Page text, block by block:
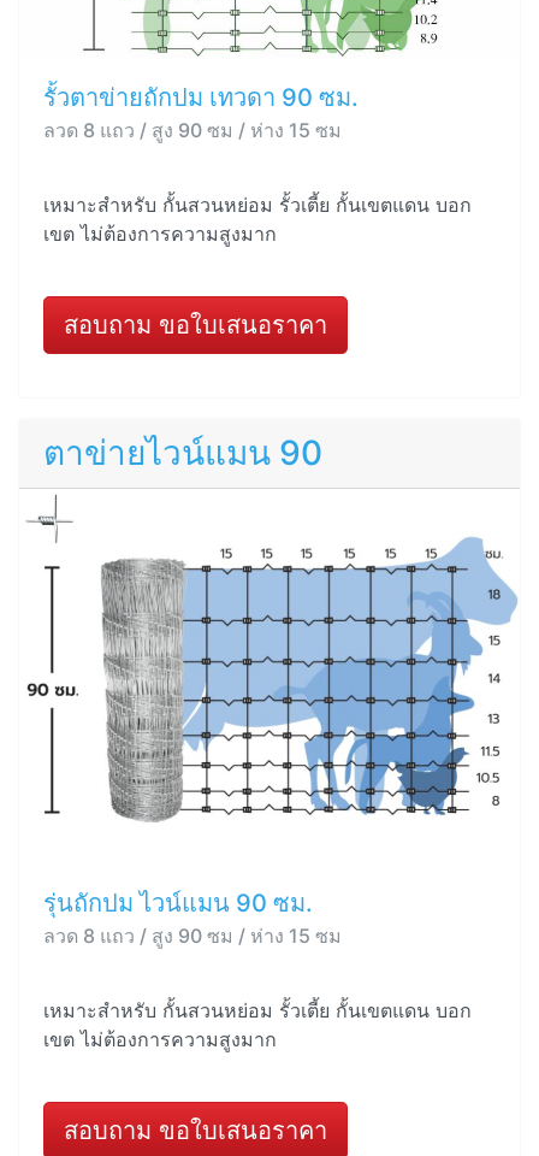
รั้วตาข่ายถักปม เทวดา 90 ซม.
ลวด 8 แถว / สูง 90 ซม / ห่าง 15 ซม
เหมาะสำหรับ กั้นสวนหย่อม รั้วเตี้ย กั้นเขตแดน บอก
เขต ไม่ต้องการความสูงมาก
สอบถาม ขอใบเสนอราคา
ตาข่ายไวน์แมน 90
รุ่นถักปม ไวน์แมน 90 ซม.
ลวด 8 แถว / สูง 90 ซม / ห่าง 15 ซม
เหมาะสำหรับ กั้นสวนหย่อม รั้วเตี้ย กั้นเขตแดน บอก
เขต ไม่ต้องการความสูงมาก
สอบถาม ขอใบเสนอราคา